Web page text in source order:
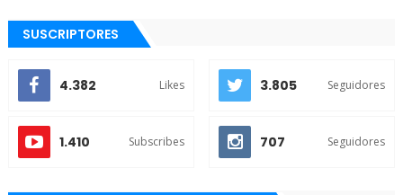
SUSCRIPTORES
4.382 Likes 3.805 Seguidores
1.410 Subscribes 707 Seguidores